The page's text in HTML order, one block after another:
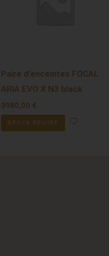
Paire d’enceintes FOCAL
ARIA EVO X N3 black
3980,00 €
STOCK ÉPUISÉ